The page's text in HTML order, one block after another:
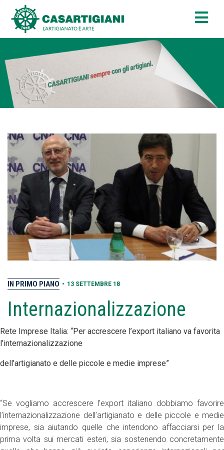
IN PRIMO PIANO • 13 SETTEMBRE 18
Internazionalizzazione
Rete Imprese Italia: “Per accrescere l’export italiano va favorita
l’internazionalizzazione
dell’artigianato e delle piccole e medie imprese”
“Se vogliamo accrescere l’export italiano dobbiamo favorire
l’internazionalizzazione dell’artigianato e delle piccole e medie
imprese, sia aiutando quelle che intendono affacciarsi per la
prima volta sui mercati esteri, sia sostenendo concretamente